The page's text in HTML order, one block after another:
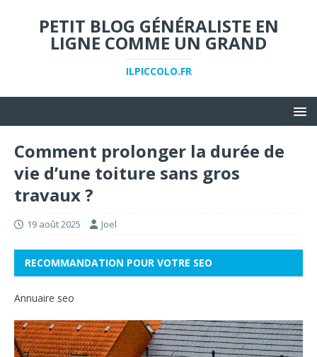
PETIT BLOG GÉNÉRALISTE EN
LIGNE COMME UN GRAND
ILPICCOLO.FR
Comment prolonger la durée de
vie d’une toiture sans gros
travaux ?
19 août 2025 Joel
RECOMMANDATION POUR VOTRE SEO
Annuaire seo